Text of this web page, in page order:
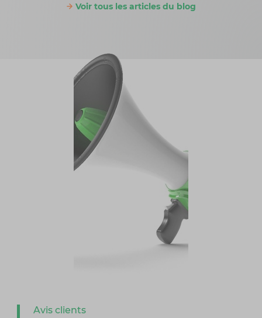
Voir tous les articles du blog
Avis clients